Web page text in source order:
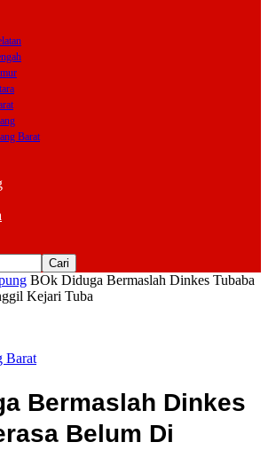
Barat
BOk Diduga Bermaslah Dinkes Tubaba
Kejari Tuba
Barat
Bermaslah Dinkes
Belum Di